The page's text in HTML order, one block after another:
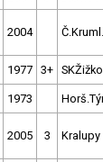
2004 Č.Kruml.
1977 3+
1973
2005 3 Kralupy